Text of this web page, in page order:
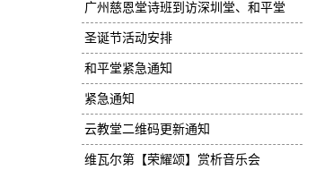
广州慈恩堂诗班到访深圳堂、和平堂
圣诞节活动安排
和平堂紧急通知
紧急通知
云教堂二维码更新通知
维瓦尔第【荣耀颂】赏析音乐会